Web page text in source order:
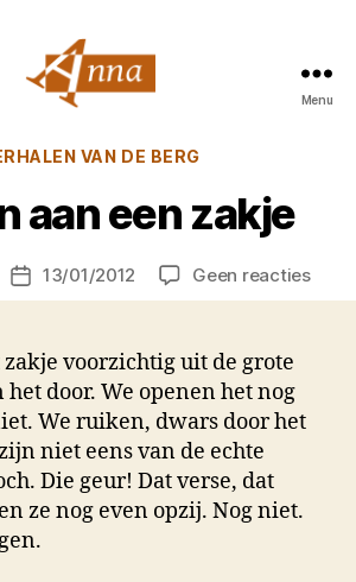
van
Menu
Categorieën
VAN DE BERG
aan een zakje
Berichtdatum
13/01/2012 Geen reactiesop
voorzichtig uit de grote
het door. We openen het nog
We ruiken, dwars door het
niet eens van de echte
Die geur! Dat verse, dat
ze nog even opzij. Nog niet.